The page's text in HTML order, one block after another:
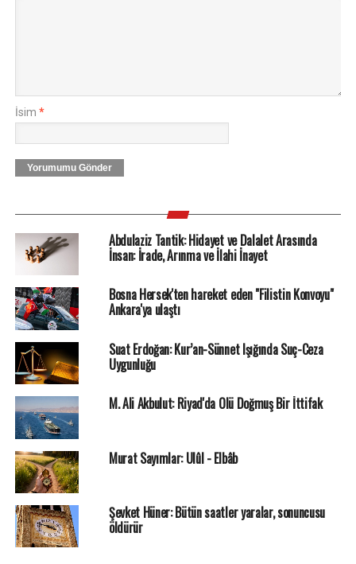
İsim *
Yorumumu Gönder
Abdulaziz Tantik: Hidayet ve Dalalet Arasında
İnsan: İrade, Arınma ve İlahi İnayet
Bosna Hersek'ten hareket eden "Filistin Konvoyu"
Ankara'ya ulaştı
Suat Erdoğan: Kur’an-Sünnet Işığında Suç-Ceza
Uygunluğu
M. Ali Akbulut: Riyad'da Ölü Doğmuş Bir İttifak
Murat Sayımlar: Ulûl - Elbâb
Şevket Hüner: Bütün saatler yaralar, sonuncusu
öldürür